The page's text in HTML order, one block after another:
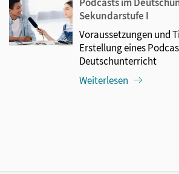
Sekundarstufe I
Voraussetzungen und
Erstellung eines
Deutschunterricht
Weiterlesen